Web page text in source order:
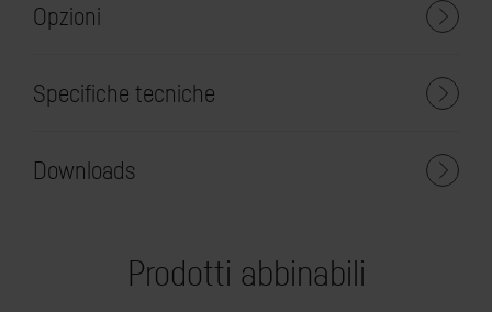
Opzioni
Specifiche tecniche
Downloads
Prodotti abbinabili